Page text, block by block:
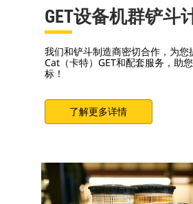
GET设备机群铲斗
我们和铲斗制造商密切合作，为您
Cat（卡特）GET和配套服务，助
标！
了解更多详情